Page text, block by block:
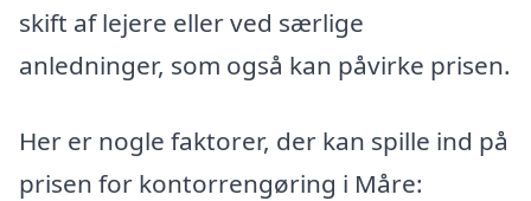
skift af lejere eller ved særlige
anledninger, som også kan påvirke prisen.
Her er nogle faktorer, der kan spille ind på
prisen for kontorrengøring i Måre: